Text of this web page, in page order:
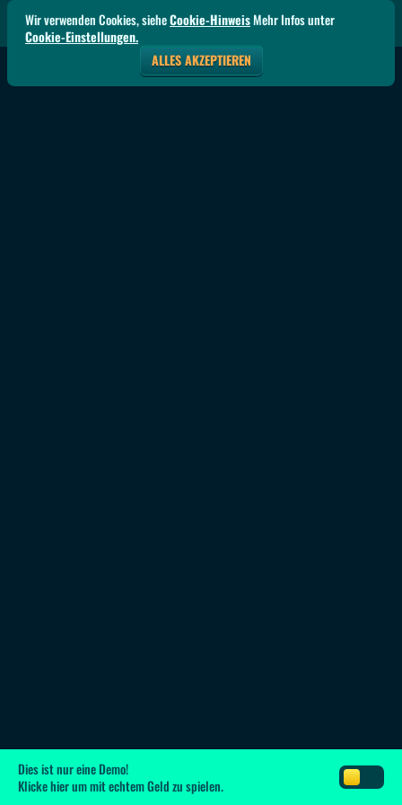
Dies ist nur eine Demo!
Klicke hierum mit echtem Geld zu spielen.
Wir verwenden Cookies, sieheCookie-HinweisMehr Infos unter
Cookie-Einstellungen.
ALLES AKZEPTIEREN